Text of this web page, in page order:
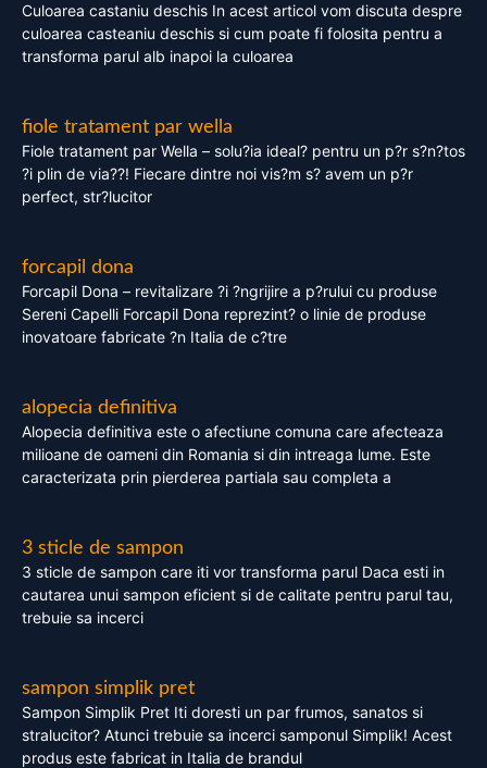
Culoarea castaniu deschis In acest articol vom discuta despre
culoarea casteaniu deschis si cum poate fi folosita pentru a
transforma parul alb inapoi la culoarea
fiole tratament par wella
Fiole tratament par Wella – solu?ia ideal? pentru un p?r s?n?tos
?i plin de via??! Fiecare dintre noi vis?m s? avem un p?r
perfect, str?lucitor
forcapil dona
Forcapil Dona – revitalizare ?i ?ngrijire a p?rului cu produse
Sereni Capelli Forcapil Dona reprezint? o linie de produse
inovatoare fabricate ?n Italia de c?tre
alopecia definitiva
Alopecia definitiva este o afectiune comuna care afecteaza
milioane de oameni din Romania si din intreaga lume. Este
caracterizata prin pierderea partiala sau completa a
3 sticle de sampon
3 sticle de sampon care iti vor transforma parul Daca esti in
cautarea unui sampon eficient si de calitate pentru parul tau,
trebuie sa incerci
sampon simplik pret
Sampon Simplik Pret Iti doresti un par frumos, sanatos si
stralucitor? Atunci trebuie sa incerci samponul Simplik! Acest
produs este fabricat in Italia de brandul